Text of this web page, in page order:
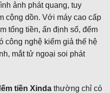
ảnh phát quang, tuy
cộng dồn. Với máy cao cấp
tổng tiền, ấn định số, đếm
công nghệ kiểm giả thế hệ
mắt tử ngoại soi phát
tiền Xinda thường chỉ có